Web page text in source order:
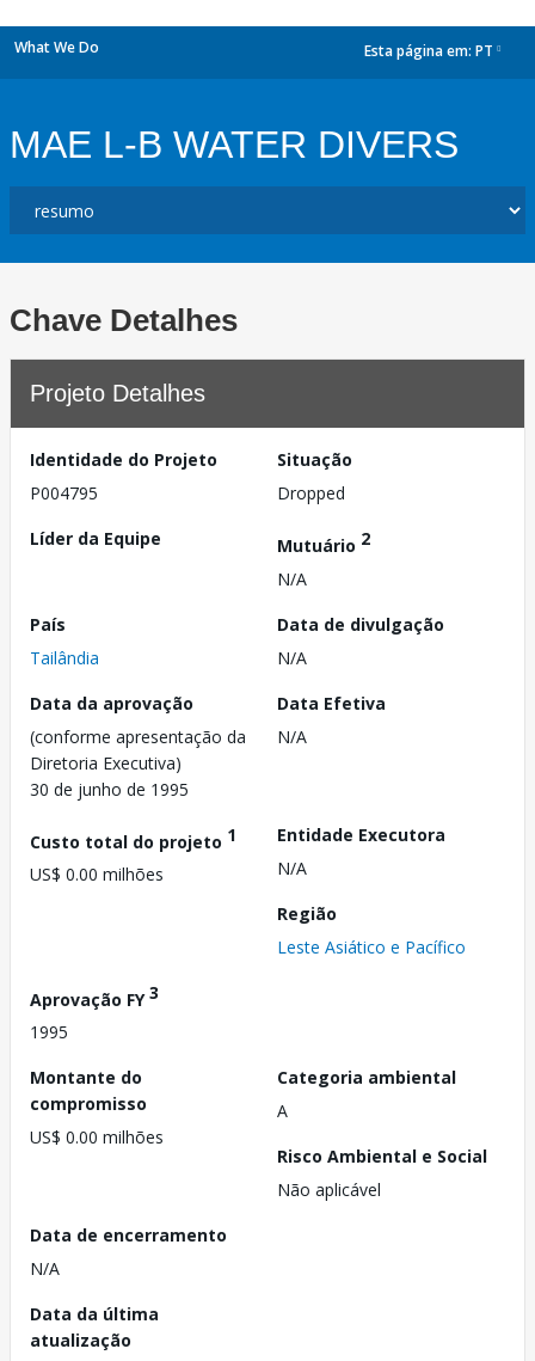
What We Do Esta página em: PT
MAE L-B WATER DIVERS
Chave Detalhes
Projeto Detalhes
Identidade do Projeto
P004795
Situação
Dropped
Líder da Equipe
Mutuário 2
N/A
País
Tailândia
Data de divulgação
N/A
Data da aprovação
(conforme apresentação da
Diretoria Executiva)
30 de junho de 1995
Data Efetiva
N/A
Custo total do projeto 1
US$ 0.00 milhões
Entidade Executora
N/A
Região
Leste Asiático e Pacífico
Aprovação FY3
1995
Montante do
compromisso
US$ 0.00 milhões
Categoria ambiental
A
Risco Ambiental e Social
Não aplicável
Data de encerramento
N/A
Data da última
atualização